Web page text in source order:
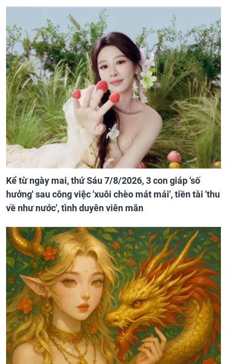
Kể từ ngày mai, thứ Sáu 7/8/2026, 3 con giáp 'số
hưởng' sau công việc 'xuôi chèo mát mái', tiền tài 'thu
về như nước', tình duyên viên mãn